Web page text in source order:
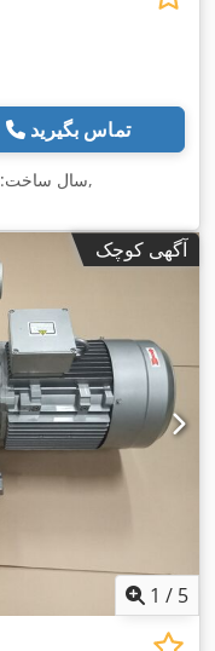
تماس بگیرید
سال ساخت:,
آگهی کوچک
1 / 5